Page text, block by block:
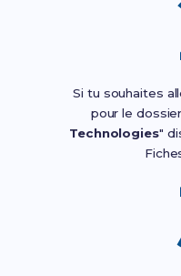
Si tu souhaites
pour le
Technologies"